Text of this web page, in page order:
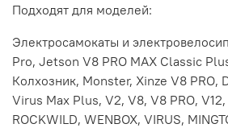
Подходят для моделей:
Электросамокаты и
Pro, Jetson V8 PRO MAX Classic
Колхозник, Monster, Xinze V8 PRO,
Virus Max Plus, V2, V8, V8 PRO, V12,
ROCKWILD, WENBOX, VIRUS,